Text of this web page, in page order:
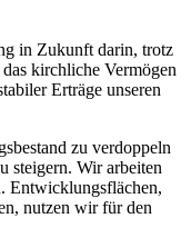
in Zukunft darin, trotz
kirchliche Vermögen
Erträge unseren
zu verdoppeln
steigern. Wir arbeiten
Entwicklungsflächen,
nutzen wir für den